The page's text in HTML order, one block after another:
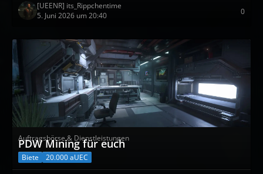
[UEENR] its_Rippchentime
5. Juni 2026 um 20:40
0
Auftragsbörse & Dienstleistungen
PDW Mining für euch
Biete 20.000 aUEC